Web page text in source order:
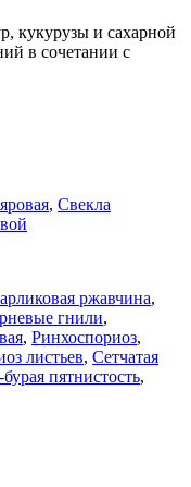
кукурузы и сахарной
в сочетании с
, Свекла
ржавчина,
гнили,
, Ринхоспориоз,
листьев, Сетчатая
пятнистость,